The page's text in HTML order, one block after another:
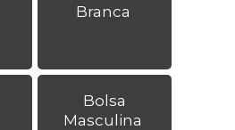
Branca
Bolsa
Masculina